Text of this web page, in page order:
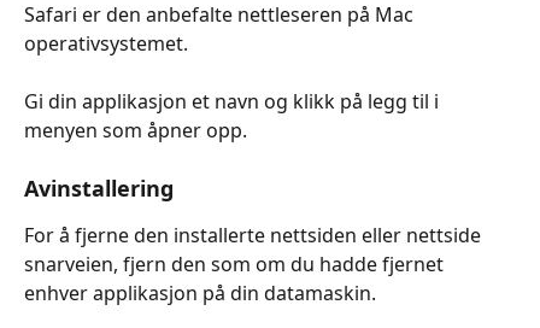
Safari er den anbefalte nettleseren på Mac
operativsystemet.
Gi din applikasjon et navn og klikk på legg til i
menyen som åpner opp.
Avinstallering
For å fjerne den installerte nettsiden eller nettside
snarveien, fjern den som om du hadde fjernet
enhver applikasjon på din datamaskin.